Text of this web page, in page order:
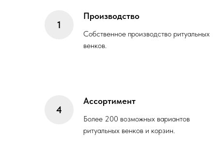
Производство
Собственное производство ритуальных
венков.
Ассортимент
Более 200 возможных вариантов
ритуальных венков и корзин.